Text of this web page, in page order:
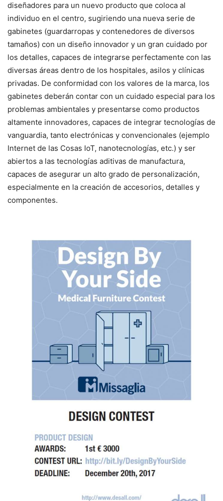
diseñadores para un nuevo producto que coloca al
individuo en el centro, sugiriendo una nueva serie de
gabinetes (guardarropas y contenedores de diversos
tamaños) con un diseño innovador y un gran cuidado por
los detalles, capaces de integrarse perfectamente con las
diversas áreas dentro de los hospitales, asilos y clínicas
privadas. De conformidad con los valores de la marca, los
gabinetes deberán contar con un cuidado especial para los
problemas ambientales y presentarse como productos
altamente innovadores, capaces de integrar tecnologías de
vanguardia, tanto electrónicas y convencionales (ejemplo
Internet de las Cosas IoT, nanotecnologías, etc.) y ser
abiertos a las tecnologías aditivas de manufactura,
capaces de asegurar un alto grado de personalización,
especialmente en la creación de accesorios, detalles y
componentes.